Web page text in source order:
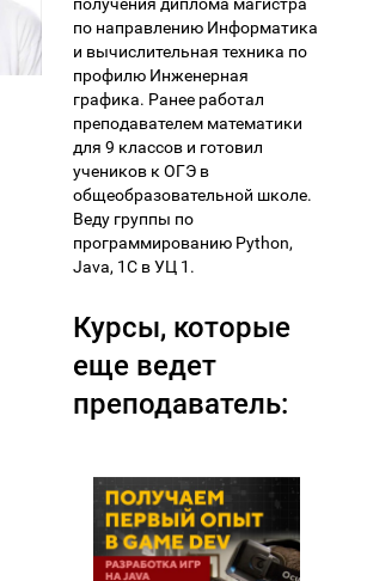
получения диплома магистра
по направлению Информатика
и вычислительная техника по
профилю Инженерная
графика. Ранее работал
преподавателем математики
для 9 классов и готовил
учеников к ОГЭ в
общеобразовательной школе.
Веду группы по
программированию Python,
Java, 1С в УЦ 1.
Курсы, которые
еще ведет
преподаватель: